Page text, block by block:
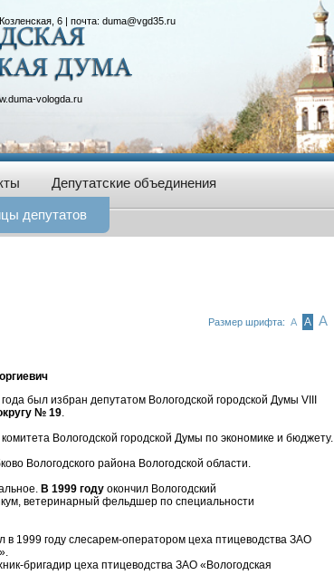
6 | почта: duma@vgd35.ru
vologda.ru
депутатов
Депутатские объединения
Размер шрифта: А А А
был избран депутатом Вологодской городской Думы VIII
№ 19.
комитета Вологодской городской Думы по экономике и бюджету.
Вологодского района Вологодской области.
В 1999 году окончил Вологодский
ветеринарный фельдшер по специальности
в 1999 году слесарем-оператором цеха птицеводства ЗАО
бригадир цеха птицеводства ЗАО «Вологодская